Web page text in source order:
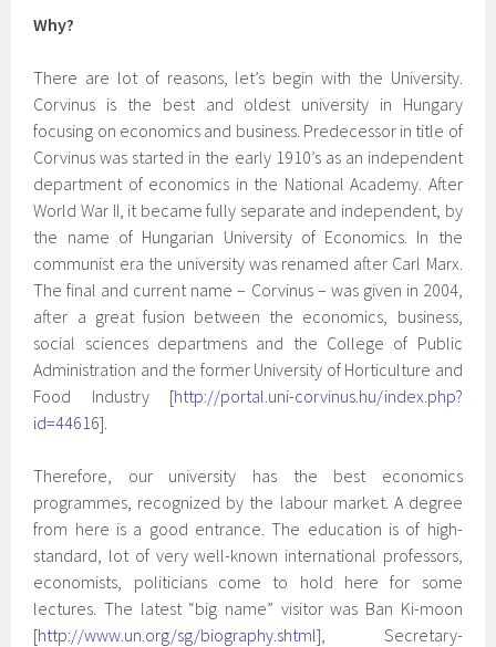
Why?
There are lot of reasons, let’s begin with the University.
Corvinus is the best and oldest university in Hungary
focusing on economics and business. Predecessor in title of
Corvinus was started in the early 1910’s as an independent
department of economics in the National Academy. After
World War II, it became fully separate and independent, by
the name of Hungarian University of Economics. In the
communist era the university was renamed after Carl Marx.
The final and current name – Corvinus – was given in 2004,
after a great fusion between the economics, business,
social sciences departmens and the College of Public
Administration and the former University of Horticulture and
Food Industry [http://portal.uni-corvinus.hu/index.php?
id=44616].
Therefore, our university has the best economics
programmes, recognized by the labour market. A degree
from here is a good entrance. The education is of high-
standard, lot of very well-known international professors,
economists, politicians come to hold here for some
lectures. The latest “big name” visitor was Ban Ki-moon
[http://www.un.org/sg/biography.shtml], Secretary-